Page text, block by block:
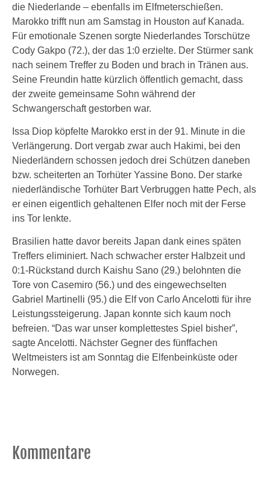
die Niederlande – ebenfalls im Elfmeterschießen.
Marokko trifft nun am Samstag in Houston auf Kanada.
Für emotionale Szenen sorgte Niederlandes Torschütze
Cody Gakpo (72.), der das 1:0 erzielte. Der Stürmer sank
nach seinem Treffer zu Boden und brach in Tränen aus.
Seine Freundin hatte kürzlich öffentlich gemacht, dass
der zweite gemeinsame Sohn während der
Schwangerschaft gestorben war.
Issa Diop köpfelte Marokko erst in der 91. Minute in die
Verlängerung. Dort vergab zwar auch Hakimi, bei den
Niederländern schossen jedoch drei Schützen daneben
bzw. scheiterten an Torhüter Yassine Bono. Der starke
niederländische Torhüter Bart Verbruggen hatte Pech, als
er einen eigentlich gehaltenen Elfer noch mit der Ferse
ins Tor lenkte.
Brasilien hatte davor bereits Japan dank eines späten
Treffers eliminiert. Nach schwacher erster Halbzeit und
0:1-Rückstand durch Kaishu Sano (29.) belohnten die
Tore von Casemiro (56.) und des eingewechselten
Gabriel Martinelli (95.) die Elf von Carlo Ancelotti für ihre
Leistungssteigerung. Japan konnte sich kaum noch
befreien. “Das war unser komplettestes Spiel bisher”,
sagte Ancelotti. Nächster Gegner des fünffachen
Weltmeisters ist am Sonntag die Elfenbeinküste oder
Norwegen.
Kommentare